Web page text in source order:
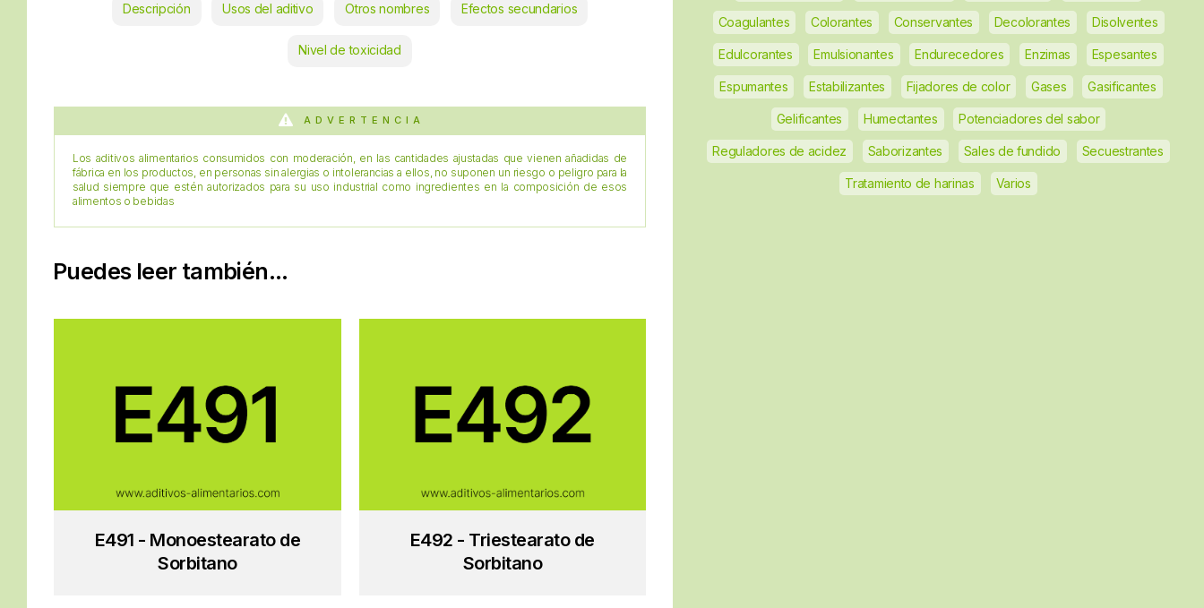
Descripción Usos del aditivo Otros nombres Efectos secundarios
Nivel de toxicidad
ADVERTENCIA
Los aditivos alimentarios consumidos con moderación, en las cantidades ajustadas que vienen añadidas de
fábrica en los productos, en personas sin alergias o intolerancias a ellos, no suponen un riesgo o peligro para la
salud siempre que estén autorizados para su uso industrial como ingredientes en la composición de esos
alimentos o bebidas
Puedes leer también...
E491 - Monoestearato de
Sorbitano
E492 - Triestearato de
Sorbitano
Coagulantes Colorantes Conservantes Decolorantes Disolventes
Edulcorantes Emulsionantes Endurecedores Enzimas Espesantes
Espumantes Estabilizantes Fijadores de color Gases Gasificantes
Gelificantes Humectantes Potenciadores del sabor
Reguladores de acidez Saborizantes Sales de fundido Secuestrantes
Tratamiento de harinas Varios